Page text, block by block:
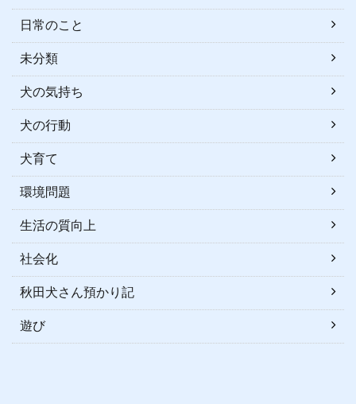
日常のこと
未分類
犬の気持ち
犬の行動
犬育て
環境問題
生活の質向上
社会化
秋田犬さん預かり記
遊び